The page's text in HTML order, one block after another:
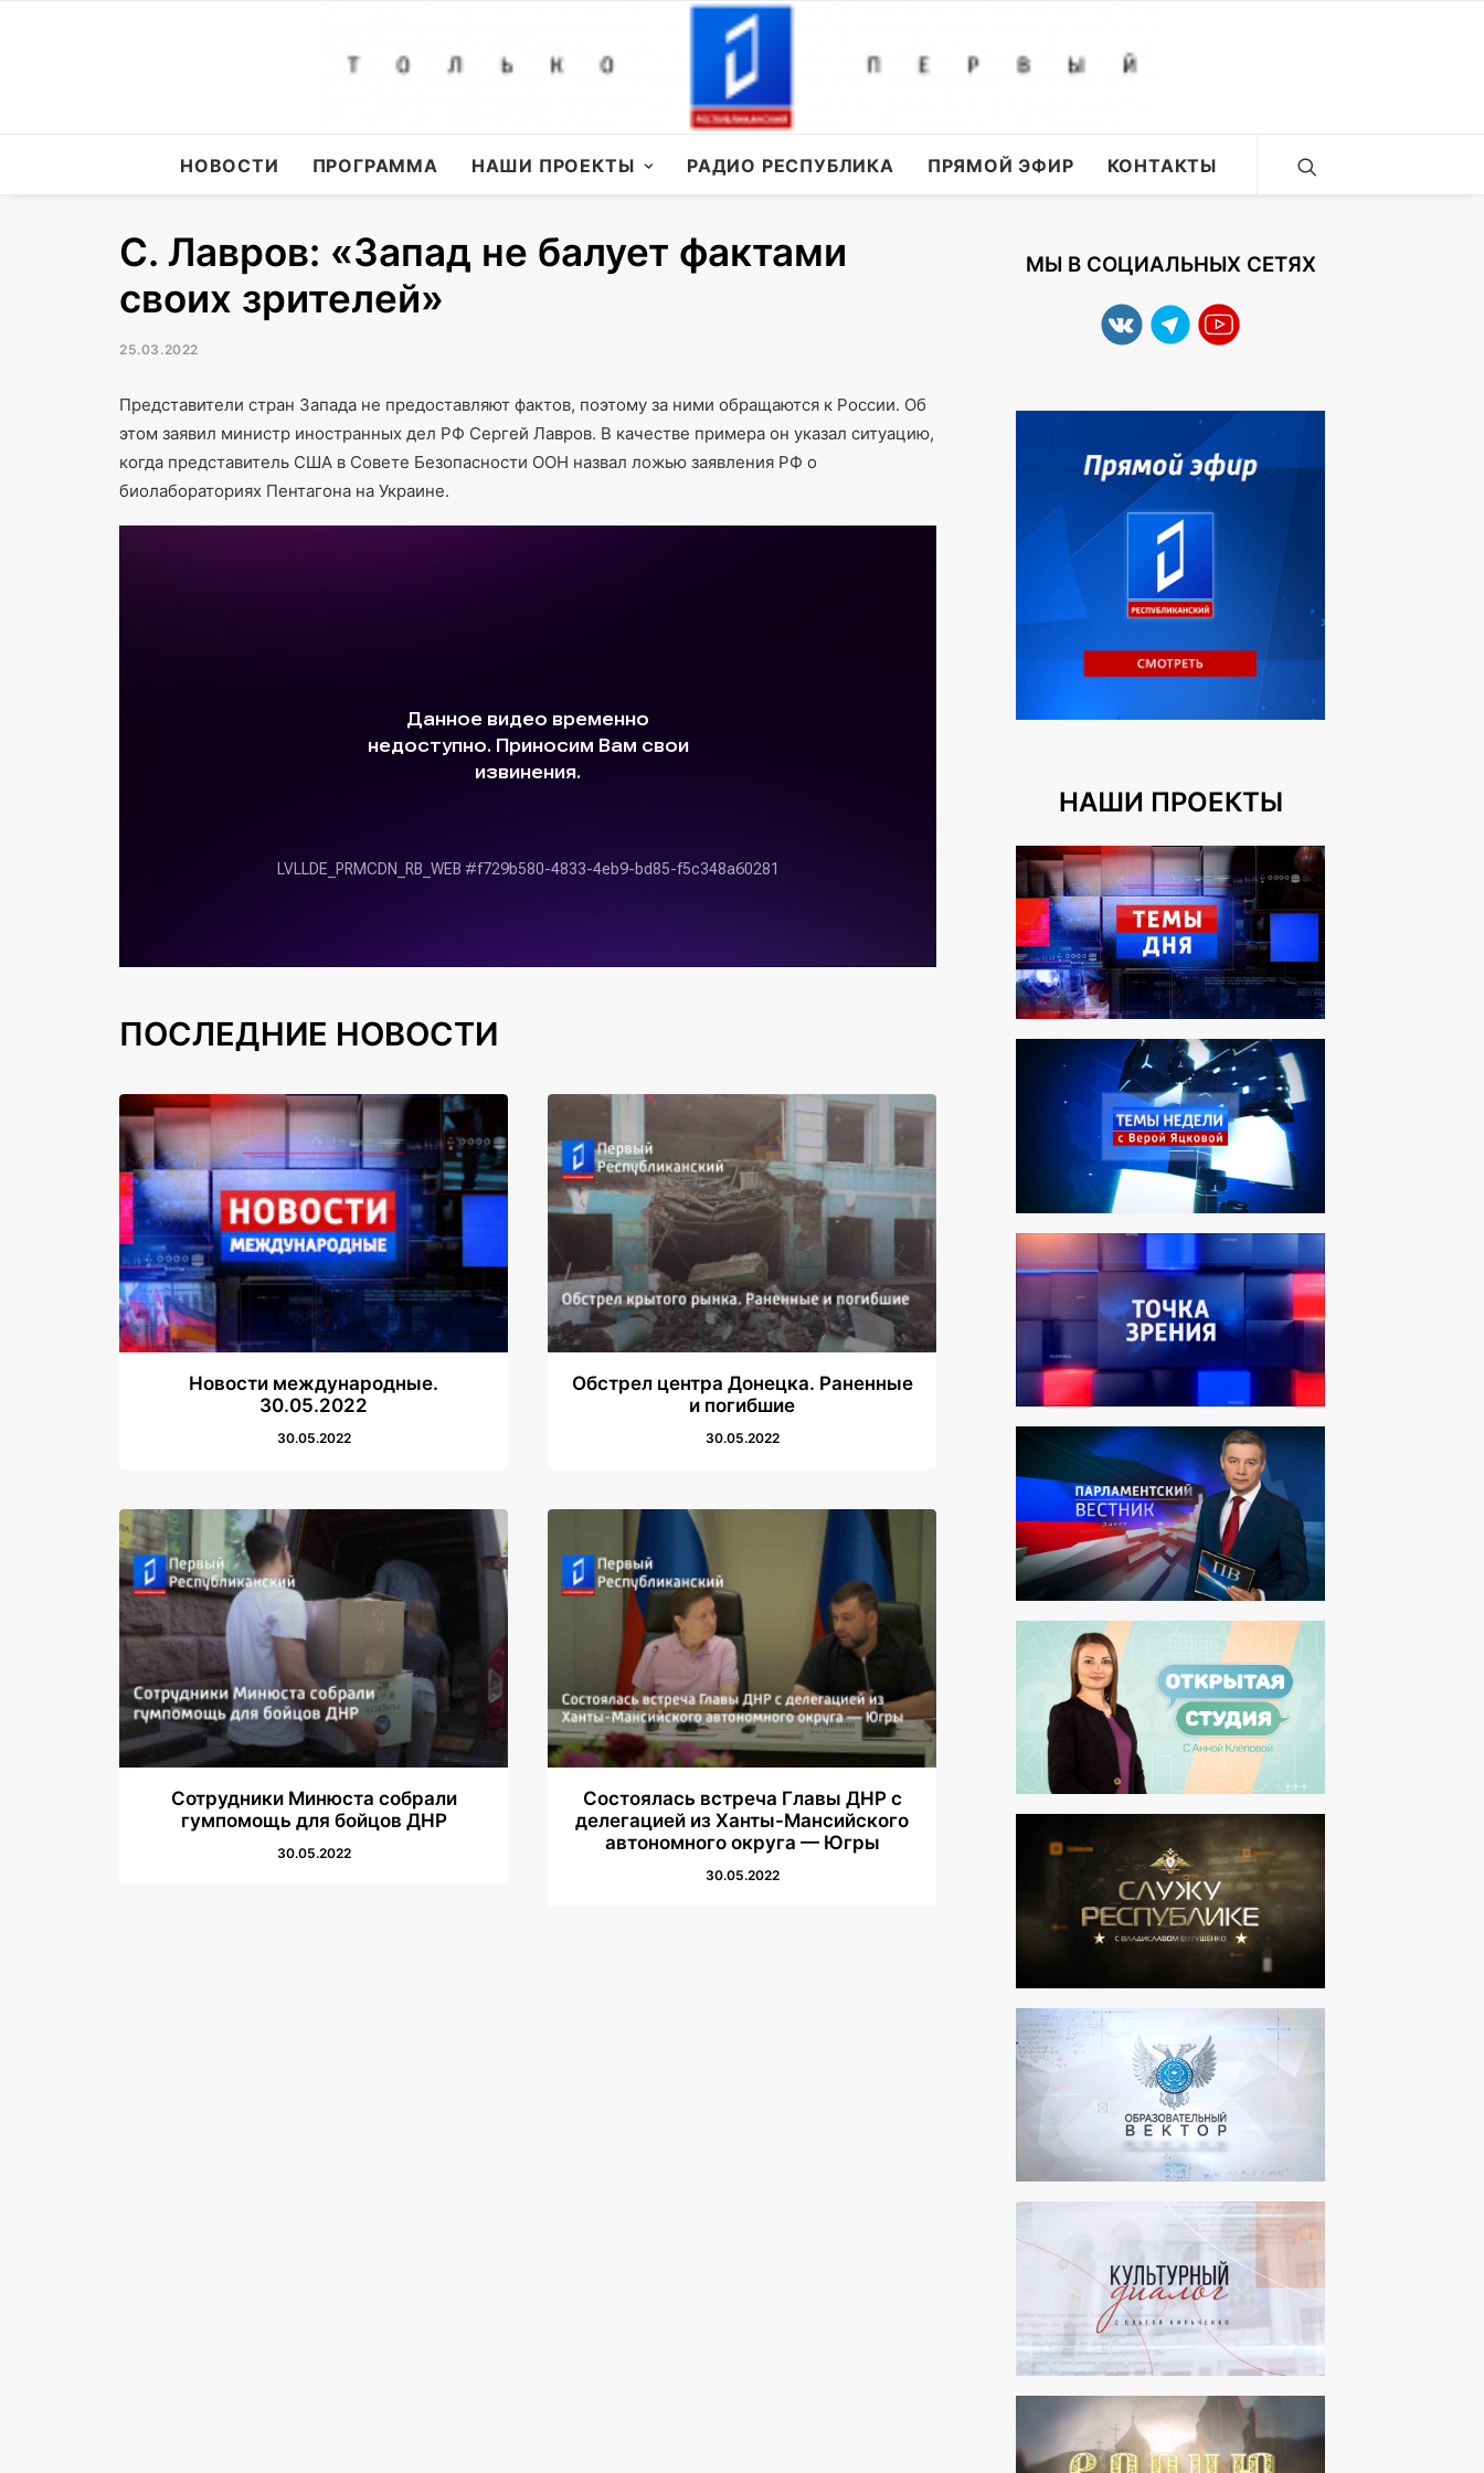
НОВОСТИ ПРОГРАММА НАШИ ПРОЕКТЫ РАДИО РЕСПУБЛИКА ПРЯМОЙ ЭФИР КОНТАКТЫ
С. Лавров: «Запад не балует фактами
своих зрителей»
25.03.2022
Представители стран Запада не предоставляют фактов, поэтому за ними обращаются к России. Об
этом заявил министр иностранных дел РФ Сергей Лавров. В качестве примера он указал ситуацию,
когда представитель США в Совете Безопасности ООН назвал ложью заявления РФ о
биолабораториях Пентагона на Украине.
ПОСЛЕДНИЕ НОВОСТИ
Новости международные.
30.05.2022
30.05.2022
Обстрел центра Донецка. Раненные
и погибшие
30.05.2022
Сотрудники Минюста собрали
гумпомощь для бойцов ДНР
30.05.2022
Состоялась встреча Главы ДНР с
делегацией из Ханты-Мансийского
автономного округа — Югры
30.05.2022
МЫ В СОЦИАЛЬНЫХ СЕТЯХ
НАШИ ПРОЕКТЫ